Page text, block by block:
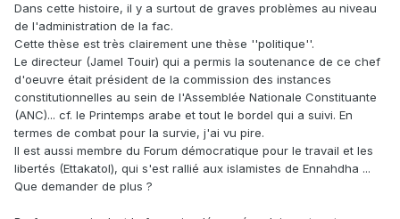
Dans cette histoire, il y a surtout de graves problèmes au niveau
de l'administration de la fac.
Cette thèse est très clairement une thèse ''politique''.
Le directeur (Jamel Touir) qui a permis la soutenance de ce chef
d'oeuvre était président de la commission des instances
constitutionnelles au sein de l'Assemblée Nationale Constituante
(ANC)... cf. le Printemps arabe et tout le bordel qui a suivi. En
termes de combat pour la survie, j'ai vu pire.
Il est aussi membre du Forum démocratique pour le travail et les
libertés (Ettakatol), qui s'est rallié aux islamistes de Ennahdha ...
Que demander de plus ?